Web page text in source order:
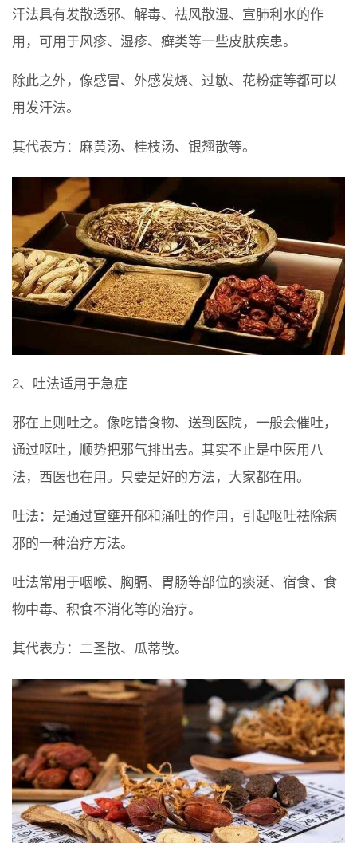
汗法具有发散透邪、解毒、祛风散湿、宣肺利水的作
用，可用于风疹、湿疹、癣类等一些皮肤疾患。
除此之外，像感冒、外感发烧、过敏、花粉症等都可以
用发汗法。
其代表方：麻黄汤、桂枝汤、银翘散等。
2、吐法适用于急症
邪在上则吐之。像吃错食物、送到医院，一般会催吐，
通过呕吐，顺势把邪气排出去。其实不止是中医用八
法，西医也在用。只要是好的方法，大家都在用。
吐法：是通过宣壅开郁和涌吐的作用，引起呕吐祛除病
邪的一种治疗方法。
吐法常用于咽喉、胸膈、胃肠等部位的痰涎、宿食、食
物中毒、积食不消化等的治疗。
其代表方：二圣散、瓜蒂散。